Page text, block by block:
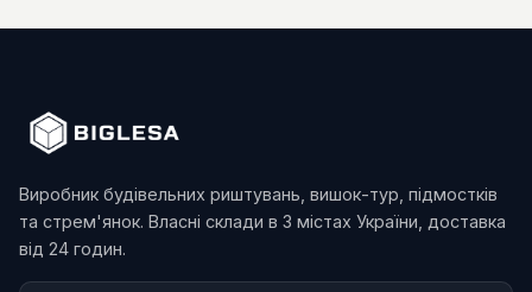
Виробник будівельних риштувань, вишок-тур, підмостків
та стрем'янок. Власні склади в 3 містах України, доставка
від 24 годин.